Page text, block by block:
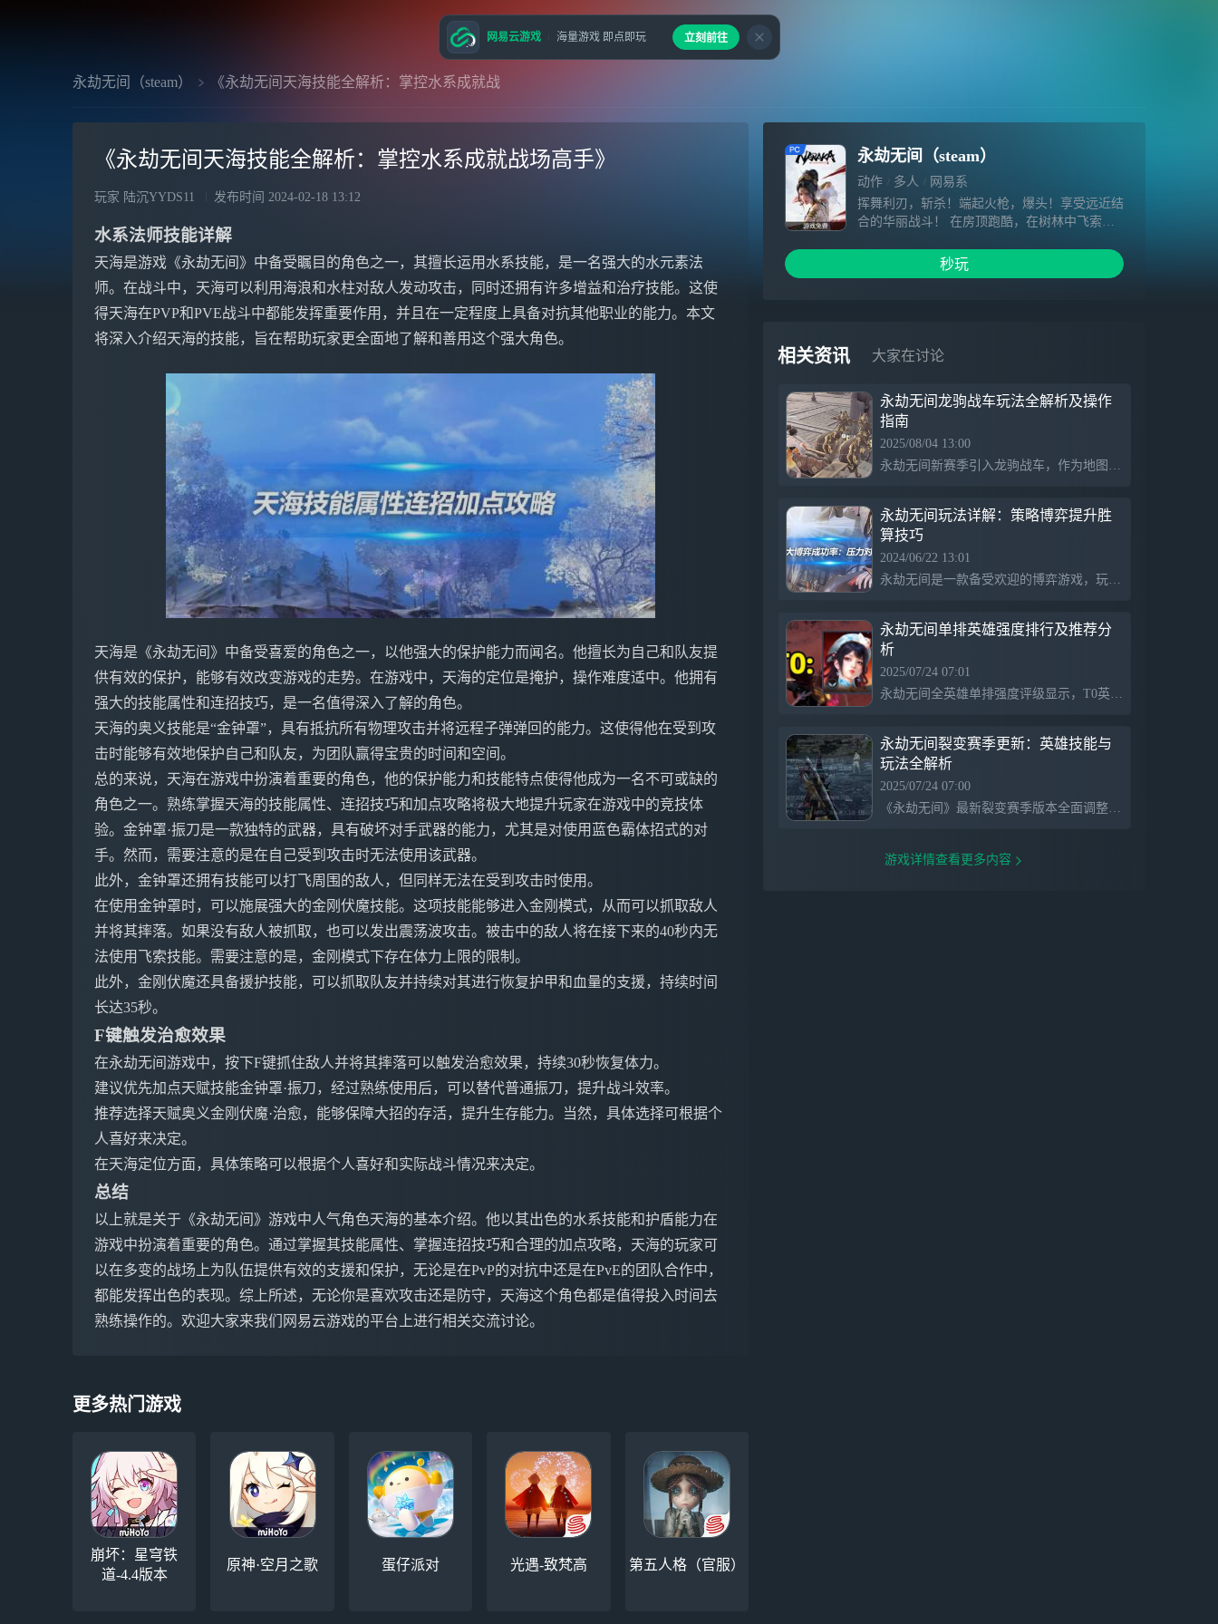
永劫无间（steam） 《永劫无间天海技能全解析：掌控水系成就战
《永劫无间天海技能全解析：掌控水系成就战场高手》
玩家 陆沉YYDS11 发布时间 2024-02-18 13:12
水系法师技能详解
天海是游戏《永劫无间》中备受瞩目的角色之一，其擅长运用水系技能，是一名强大的水元素法
师。在战斗中，天海可以利用海浪和水柱对敌人发动攻击，同时还拥有许多增益和治疗技能。这使
得天海在PVP和PVE战斗中都能发挥重要作用，并且在一定程度上具备对抗其他职业的能力。本文
将深入介绍天海的技能，旨在帮助玩家更全面地了解和善用这个强大角色。
天海是《永劫无间》中备受喜爱的角色之一，以他强大的保护能力而闻名。他擅长为自己和队友提
供有效的保护，能够有效改变游戏的走势。在游戏中，天海的定位是掩护，操作难度适中。他拥有
强大的技能属性和连招技巧，是一名值得深入了解的角色。
天海的奥义技能是“金钟罩”，具有抵抗所有物理攻击并将远程子弹弹回的能力。这使得他在受到攻
击时能够有效地保护自己和队友，为团队赢得宝贵的时间和空间。
总的来说，天海在游戏中扮演着重要的角色，他的保护能力和技能特点使得他成为一名不可或缺的
角色之一。熟练掌握天海的技能属性、连招技巧和加点攻略将极大地提升玩家在游戏中的竞技体
验。金钟罩·振刀是一款独特的武器，具有破坏对手武器的能力，尤其是对使用蓝色霸体招式的对
手。然而，需要注意的是在自己受到攻击时无法使用该武器。
此外，金钟罩还拥有技能可以打飞周围的敌人，但同样无法在受到攻击时使用。
在使用金钟罩时，可以施展强大的金刚伏魔技能。这项技能能够进入金刚模式，从而可以抓取敌人
并将其摔落。如果没有敌人被抓取，也可以发出震荡波攻击。被击中的敌人将在接下来的40秒内无
法使用飞索技能。需要注意的是，金刚模式下存在体力上限的限制。
此外，金刚伏魔还具备援护技能，可以抓取队友并持续对其进行恢复护甲和血量的支援，持续时间
长达35秒。
F键触发治愈效果
在永劫无间游戏中，按下F键抓住敌人并将其摔落可以触发治愈效果，持续30秒恢复体力。
建议优先加点天赋技能金钟罩·振刀，经过熟练使用后，可以替代普通振刀，提升战斗效率。
推荐选择天赋奥义金刚伏魔·治愈，能够保障大招的存活，提升生存能力。当然，具体选择可根据个
人喜好来决定。
在天海定位方面，具体策略可以根据个人喜好和实际战斗情况来决定。
总结
以上就是关于《永劫无间》游戏中人气角色天海的基本介绍。他以其出色的水系技能和护盾能力在
游戏中扮演着重要的角色。通过掌握其技能属性、掌握连招技巧和合理的加点攻略，天海的玩家可
以在多变的战场上为队伍提供有效的支援和保护，无论是在PvP的对抗中还是在PvE的团队合作中，
都能发挥出色的表现。综上所述，无论你是喜欢攻击还是防守，天海这个角色都是值得投入时间去
熟练操作的。欢迎大家来我们网易云游戏的平台上进行相关交流讨论。
永劫无间（steam）
动作 多人
网易系
挥舞利刃，斩杀！端起火枪，爆头！享受远近结
合的华丽战斗！ 在房顶跑酷，在树林中飞索穿
力，用风沙、隐身，甚至化身金刚大佛碾碎敌
人！ 独一无二的60人生存竞技，成为最后的赢
秒玩
相关资讯 大家在讨论
永劫无间龙驹战车玩法全解析及操作
指南
2025/08/04 13:00
永劫无间新赛季引入龙驹战车，作为地图的特色载具和新武器，提升了游戏趣味性。玩家可以在乾和门前找到战车，操作便捷，具备加速、转向、跳跃和倒车功能，适应多样地形，有效增强战斗和移动体验。
永劫无间玩法详解：策略博弈提升胜
算技巧
2024/06/22 13:01
永劫无间是一款备受欢迎的博弈游戏，玩家可以体验到战略与策略的完美结合。游戏充满挑战与刺激，具有独特的玩法和特色。游戏中压力对冲可以扩大博弈成功率，但压力增加会减少博弈中的选择，导致猜疑链的层数减少。举例说明在五子棋中，增加压力会使博弈考虑的次数大幅增加，导致进一步考虑变得非常困难。
永劫无间单排英雄强度排行及推荐分
析
2025/07/24 07:01
永劫无间全英雄单排强度评级显示，T0英雄如蓝梦操作手法权威，具备打跑、无限连能力，T0.5英雄冰女和蓝梦类似，可返还怒气，大招能跑路，刘炼凭飞刀和受击能力高，易于秒杀，T1英雄如火男、沙男、魏轻在版本中表现不同，适合不同玩家阶级，整体强调英雄的操作技巧和战术搭配。
永劫无间裂变赛季更新：英雄技能与
玩法全解析
2025/07/24 07:00
《永劫无间》最新裂变赛季版本全面调整英雄技能、玩法和机制，缩短终极技能冷却，增强战术多样性。妖刀姬技能优化并新增被动，季莹莹技能防御升级，整体旨在提升策略深度和战斗平衡，推动游戏进入以策略博弈为核心的“Big Battle”时代。
游戏详情查看更多内容
更多热门游戏
崩坏：星穹铁
道-4.4版本
原神·空月之歌 蛋仔派对 光遇-致梵高 第五人格（官服）
网易云游戏 海量游戏 即点即玩 立刻前往